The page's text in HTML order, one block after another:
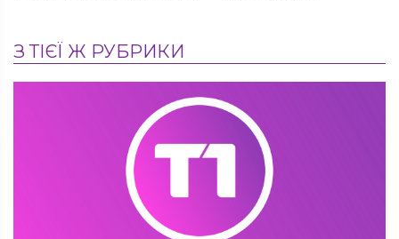
З ТІЄЇ Ж РУБРИКИ